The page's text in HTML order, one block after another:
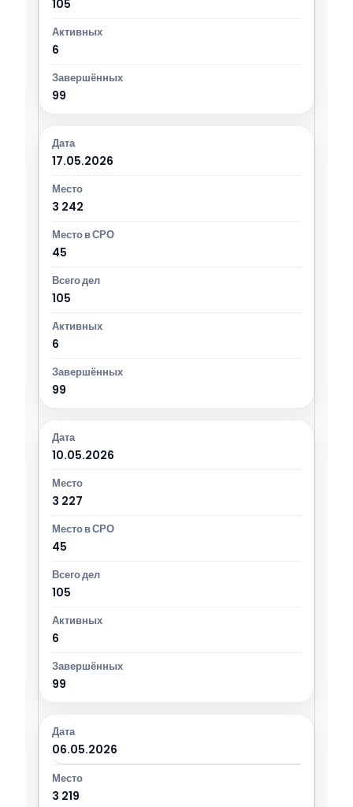
105
6
99
17.05.2026
3 242
45
105
6
99
10.05.2026
3 227
45
105
6
99
06.05.2026
3 219